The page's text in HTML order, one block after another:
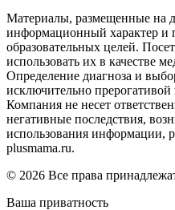
Материалы, размещенные на
информационный характер и
образовательных целей.
использовать их в качестве
Определение диагноза и
исключительно
Компания не несет
негативные последствия,
использования информации,
plusmama.ru.
© 2026 Все права
Ваша приватность